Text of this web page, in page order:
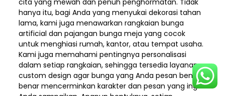
hanya itu, bagi Anda yang menyukai dekorasi tahan
lama, kami juga menawarkan rangkaian bunga
artificial dan pajangan bunga meja yang cocok
untuk menghiasi rumah, kantor, atau tempat usaha.
Kami juga memahami pentingnya personalisasi
dalam setiap rangkaian, sehingga tersedia layanan
custom design agar bunga yang Anda pesan benar-
benar mencerminkan karakter dan pesan yang ingin